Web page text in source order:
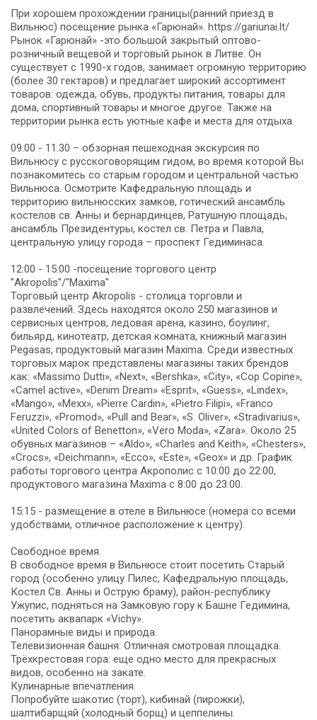
При хорошем прохождении границы(ранний приезд в
Вильнюс) посещение рынка «Гарюнай». https://gariunai.lt/
Рынок «Гарюнай» -это большой закрытый оптово-
розничный вещевой и торговый рынок в Литве. Он
существует с 1990-х годов, занимает огромную территорию
(более 30 гектаров) и предлагает широкий ассортимент
товаров: одежда, обувь, продукты питания, товары для
дома, спортивный товары и многое другое. Также на
территории рынка есть уютные кафе и места для отдыха.
09.00 - 11.30 – обзорная пешеходная экскурсия по
Вильнюсу с русскоговорящим гидом, во время которой Вы
познакомитесь со старым городом и центральной частью
Вильнюса. Осмотрите Кафедральную площадь и
территорию вильнюсских замков, готический ансамбль
костелов св. Анны и бернардинцев, Ратушную площадь,
ансамбль Президентуры, костел св. Петра и Павла,
центральную улицу города – проспект Гедиминаса.
12:00 - 15:00 -посещение торгового центр
"Akropolis"/"Maxima"
Торговый центр Akropolis - столица торговли и
развлечений. Здесь находятся около 250 магазинов и
сервисных центров, ледовая арена, казино, боулинг,
бильярд, кинотеатр, детская комната, книжный магазин
Pegasas, продуктовый магазин Maxima. Cреди известных
торговых марок представлены магазины таких брендов
как: «Massimo Dutti», «Next», «Bershka», «City», «Cop Copine»,
«Camel active», «Denim Dream» «Esprit», «Guess», «Lindex»,
«Mango», «Mexx», «Pierre Cardin», «Pietro Filipi», «Franco
Feruzzi», «Promod», «Pull and Bear», «S. Oliver», «Stradivarius»,
«United Colors of Benetton», «Vero Moda», «Zara». Около 25
обувных магазинов – «Aldo», «Charles and Keith», «Chesters»,
«Crocs», «Deichmann», «Ecco», «Este», «Geox» и др. График
работы торгового центра Акрополис с 10:00 до 22:00,
продуктового магазина Maxima с 8:00 до 23:00.
15:15 - размещение в отеле в Вильнюсе (номера со всеми
удобствами, отличное расположение к центру).
Свободное время.
В свободное время в Вильнюсе стоит посетить Старый
город (особенно улицу Пилес, Кафедральную площадь,
Костел Св. Анны и Острую браму), район-республику
Ужупис, подняться на Замковую гору к Башне Гедимина,
посетить аквапарк «Vichy».
Панорамные виды и природа.
Телевизионная башня: Отличная смотровая площадка.
Трёхкрестовая гора: еще одно место для прекрасных
видов, особенно на закате.
Кулинарные впечатления.
Попробуйте шакотис (торт), кибинай (пирожки),
шалтибарщяй (холодный борщ) и цеппелины.